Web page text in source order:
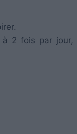
2 fois par jour,